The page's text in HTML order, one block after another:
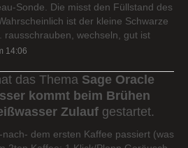
Sonde. Die misst den Füllstand des
ist der kleine Schwarze
rausschrauben, wechseln, gut ist
14:06
das Thema Sage Oracle
kommt beim Brühen
Zulauf gestartet.
dem ersten Kaffee passiert (was